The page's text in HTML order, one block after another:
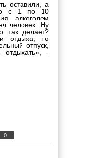
оставили, а
с 1 по 10
алкоголем
человек. Ну
так делает?
отдыха, но
отпуск,
отдыхать», -
0